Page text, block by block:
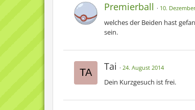
Game-Stop-Event, Schwarz 2 )[2x]
1:???? (X/Y)
Random
→Marril
Seeper
Random,Y)
Premierball 10.
welches der Beiden hast
sein.
Tai 24. August 2014
Dein Kurzgesuch ist frei.